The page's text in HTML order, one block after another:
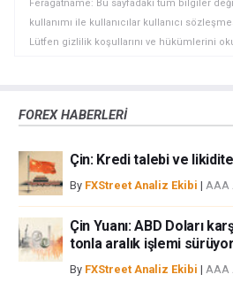
Feragatname: Bu sayfadaki tüm bilgiler
kullanımı ile kullanıcılar kullanıcı
Lütfen gizlilik koşullarını ve hükümlerini
bir alan olmayabilir. Diğer finansal araçlar
iştahınızı dikkatlice gözden geçiriniz.
bireysel yazarlara aittir, fxstreet.com veya
etmemektedir. Bilgilerde hatalar yada
bağımsız yazarların görüşlerini doğrulamak
FXStreet’de verilen herhangi bir görüş,
veya fxstreet.comtarafından bu sitede
ortaklar yada katkıda bulunanlar tarafından
FOREX HABERLERİ
Çin: Kredi talebi ve
By FXStreet Analiz Ekibi | AAA
Çin Yuanı: ABD Doları
tonla aralık işlemi
By FXStreet Analiz Ekibi | AAA